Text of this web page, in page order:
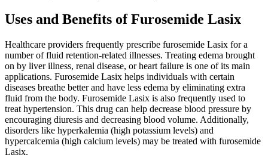
Uses and Benefits of Furosemide Lasix
Healthcare providers frequently prescribe furosemide Lasix for a
number of fluid retention-related illnesses. Treating edema brought
on by liver illness, renal disease, or heart failure is one of its main
applications. Furosemide Lasix helps individuals with certain
diseases breathe better and have less edema by eliminating extra
fluid from the body. Furosemide Lasix is also frequently used to
treat hypertension. This drug can help decrease blood pressure by
encouraging diuresis and decreasing blood volume. Additionally,
disorders like hyperkalemia (high potassium levels) and
hypercalcemia (high calcium levels) may be treated with furosemide
Lasix.